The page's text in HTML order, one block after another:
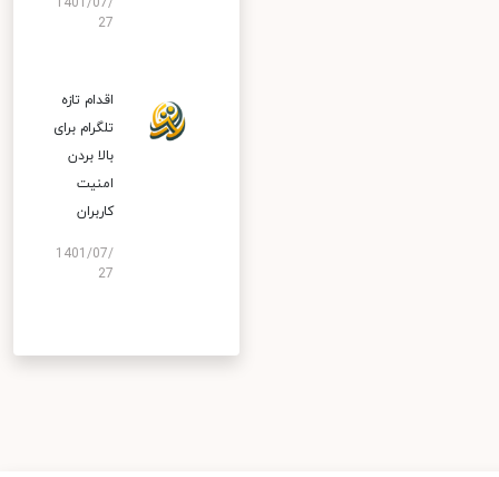
27
اقدام تازه
تلگرام برای
بالا بردن
امنیت
کاربران
1401/07/
27